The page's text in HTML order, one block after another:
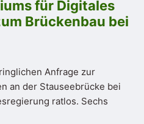
für Digitales
Brückenbau bei
Anfrage zur
an der Stauseebrücke bei
ratlos. Sechs